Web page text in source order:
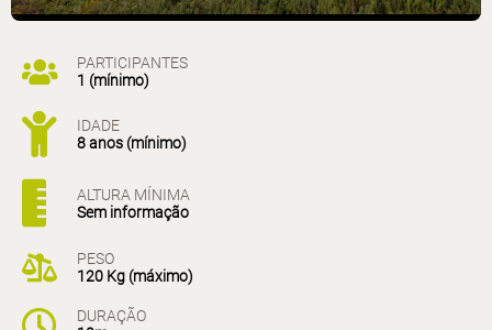
PARTICIPANTES
1 (mínimo)
IDADE
8 anos (mínimo)
ALTURA MÍNIMA
Sem informação
PESO
120 Kg (máximo)
DURAÇÃO